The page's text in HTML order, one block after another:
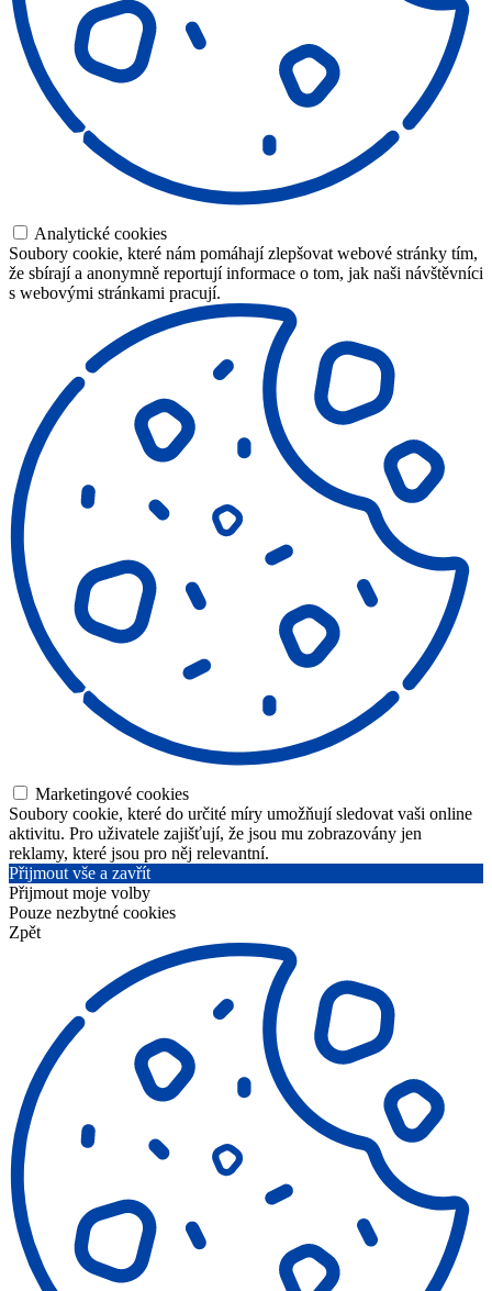
Analytické cookies
Soubory cookie, které nám pomáhají zlepšovat webové stránky tím,
že sbírají a anonymně reportují informace o tom, jak naši návštěvníci
s webovými stránkami pracují.
Marketingové cookies
Soubory cookie, které do určité míry umožňují sledovat vaši online
aktivitu. Pro uživatele zajišťují, že jsou mu zobrazovány jen
reklamy, které jsou pro něj relevantní.
Přijmout vše a zavřít
Přijmout moje volby
Pouze nezbytné cookies
Zpět